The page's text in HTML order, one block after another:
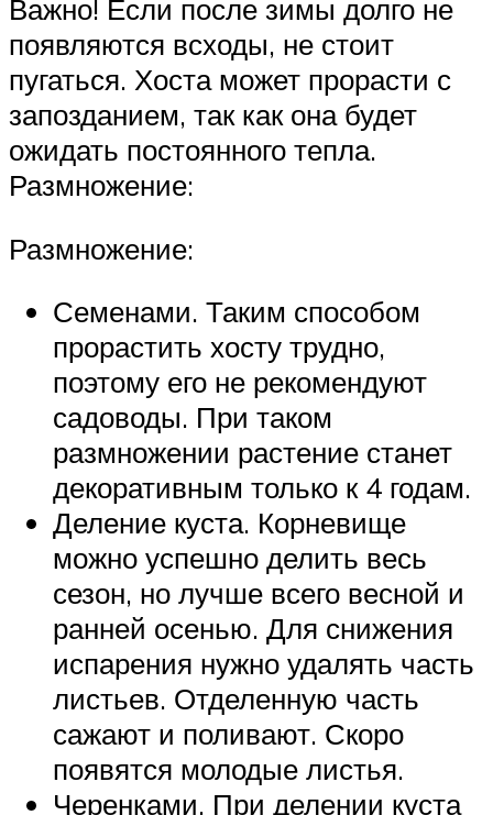
Важно! Если после зимы долго не
появляются всходы, не стоит
пугаться. Хоста может прорасти с
запозданием, так как она будет
ожидать постоянного тепла.
Размножение:
Размножение:
Семенами. Таким способом
прорастить хосту трудно,
поэтому его не рекомендуют
садоводы. При таком
размножении растение станет
декоративным только к 4 годам.
Деление куста. Корневище
можно успешно делить весь
сезон, но лучше всего весной и
ранней осенью. Для снижения
испарения нужно удалять часть
листьев. Отделенную часть
сажают и поливают. Скоро
появятся молодые листья.
Черенками. При делении куста